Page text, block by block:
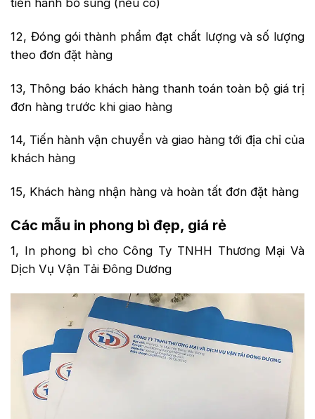
12, Đóng gói thành phẩm đạt chất lượng và số lượng
theo đơn đặt hàng
13, Thông báo khách hàng thanh toán toàn bộ giá trị
đơn hàng trước khi giao hàng
14, Tiến hành vận chuyển và giao hàng tới địa chỉ của
khách hàng
15, Khách hàng nhận hàng và hoàn tất đơn đặt hàng
Các mẫu in phong bì đẹp, giá rẻ
1, In phong bì cho Công Ty TNHH Thương Mại Và
Dịch Vụ Vận Tải Đông Dương